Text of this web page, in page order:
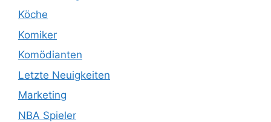
Köche
Komiker
Komödianten
Letzte Neuigkeiten
Marketing
NBA Spieler